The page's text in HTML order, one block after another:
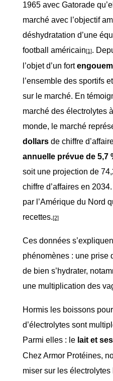
1965 avec Gatorade
marché avec l’objectif
déshydratation d’une
football américain[1].
l’objet d’un fort
l’ensemble des sportifs
sur le marché. En
marché des électrolytes
monde, le marché
dollars de chiffre
annuelle prévue de 5,7
soit une projection de
chiffre d’affaires en
par l’Amérique du Nord
recettes.[2]
Ces données
phénomènes : une prise
de bien s’hydrater,
une multiplication des
Hormis les boissons
d’électrolytes sont
Parmi elles : le lait et
Chez Armor Protéines,
miser sur les